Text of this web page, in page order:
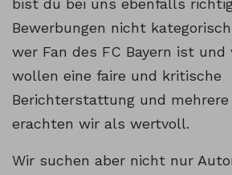
bist du bei uns ebenfalls
Bewerbungen nicht
wer Fan des FC Bayern ist
wollen eine faire und kritische
Berichterstattung und mehrere
erachten wir als wertvoll.
Wir suchen aber nicht nur